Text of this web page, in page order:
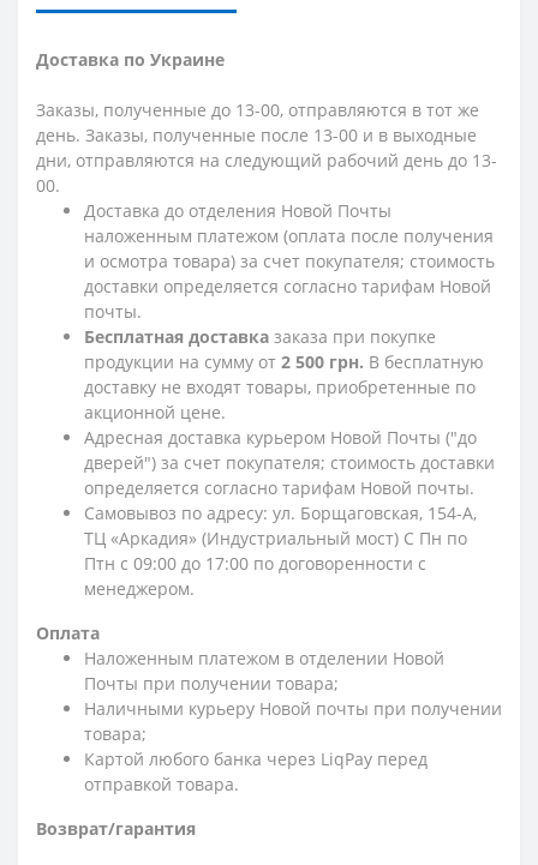
Доставка по Украине
Заказы, полученные до 13-00, отправляются в тот же
день. Заказы, полученные после 13-00 и в выходные
дни, отправляются на следующий рабочий день до 13-
00.
Доставка до отделения Новой Почты
наложенным платежом (оплата после получения
и осмотра товара) за счет покупателя; стоимость
доставки определяется согласно тарифам Новой
почты.
Бесплатная доставка заказа при покупке
продукции на сумму от 2 500 грн. В бесплатную
доставку не входят товары, приобретенные по
акционной цене.
Адресная доставка курьером Новой Почты ("до
дверей") за счет покупателя; стоимость доставки
определяется согласно тарифам Новой почты.
Самовывоз по адресу: ул. Борщаговская, 154-А,
ТЦ «Аркадия» (Индустриальный мост) С Пн по
Птн с 09:00 до 17:00 по договоренности с
менеджером.
Оплата
Наложенным платежом в отделении Новой
Почты при получении товара;
Наличными курьеру Новой почты при получении
товара;
Картой любого банка через LiqPay перед
отправкой товара.
Возврат/гарантия